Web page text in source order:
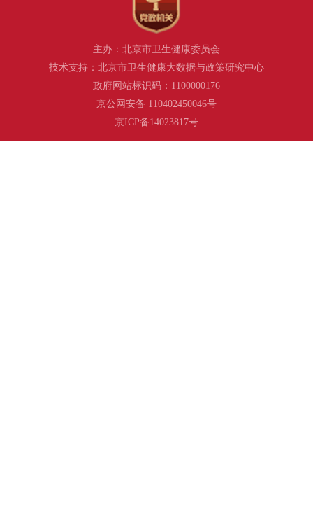
主办：北京市卫生健康委员会
技术支持：北京市卫生健康大数据与政策研究中心
政府网站标识码：1100000176
京公网安备 110402450046号
京ICP备14023817号